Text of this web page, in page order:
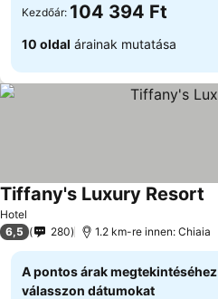
Kezdőár: 104 394 Ft
10 oldal árainak mutatása
Hotel
Tiffany's Luxury Resort
6,5 280 1.2 km-re innen: Chiaia
A pontos árak megtekintéséhez
válasszon dátumokat